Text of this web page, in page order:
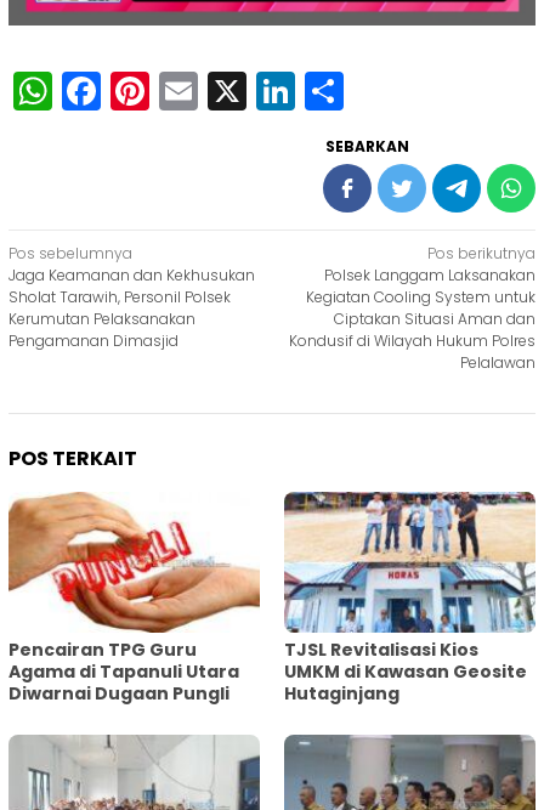
WhatsApp
Facebook
Pinterest
Email
X LinkedIn
SEBARKAN
Navigasi
pos
Pos sebelumnya
Jaga Keamanan dan Kekhusukan
Sholat Tarawih, Personil Polsek
Kerumutan Pelaksanakan
Pengamanan Dimasjid
Pos berikutnya
Polsek Langgam Laksanakan
Kegiatan Cooling System untuk
Ciptakan Situasi Aman dan
Kondusif di Wilayah Hukum Polres
Pelalawan
POS TERKAIT
Pencairan TPG Guru
Agama di Tapanuli Utara
Diwarnai Dugaan Pungli
TJSL Revitalisasi Kios
UMKM di Kawasan Geosite
Hutaginjang